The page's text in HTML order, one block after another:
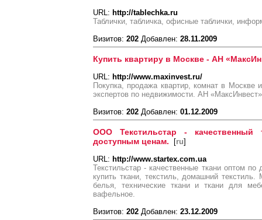
URL: http://tablechka.ru
Таблички, табличка, офисные таблички,
Визитов: 202 Добавлен: 28.11.2009
Купить квартиру в Москве - АН
URL: http://www.maxinvest.ru/
Покупка, продажа квартир, комнат в
экспертов по недвижимости. АН
Визитов: 202 Добавлен: 01.12.2009
ООО Текстильстар -
доступным ценам. [ru]
URL: http://www.startex.com.ua
Текстильстар - качественные ткани оптом
купить ткани, текстиль, домашний
белья, технические ткани и ткани для
вафельное.
Визитов: 202 Добавлен: 23.12.2009